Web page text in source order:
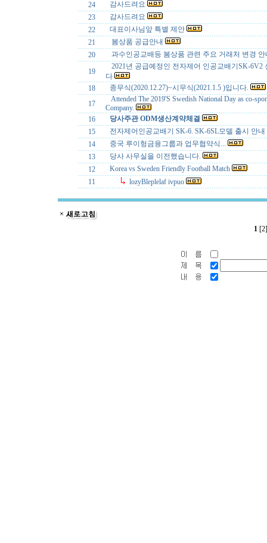
24
감사드려요
23
감사드려요
22
대표이사님앞 특별 제안
21
봄상품 공급안내
20
과수인공교배등 봄상품 관련 주요 거래처 변경
19
2021년 공급예정인 전자제어 인공교배기SK-6V2
다
18
종무식(2020.12.27)~시무식(2021.1.5 )입니다.
17
Attended The 2019'S Swedish National Day as co-
Company.
16
당사주관 ODM생산계약체결
15
전자제어인공교배기 SK-6. SK-6SL모델 출시 안내
14
중국 루이헝금융그룹과 업무협약식...
13
당사 사무실을 이전했습니다.
12
Korea vs Sweden Friendly Football Match
11
lozyBleplelaf ivpuo
1 [2]